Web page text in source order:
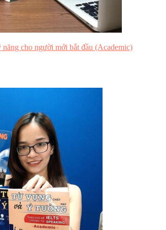
cho người mới bắt đầu (Academic)